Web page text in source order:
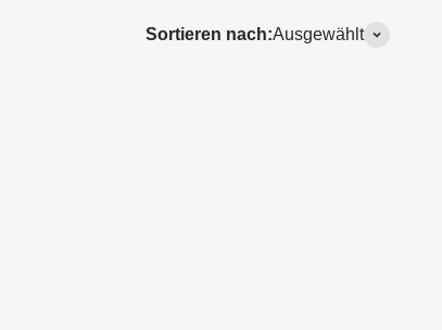
Sortieren nach:Ausgewählt